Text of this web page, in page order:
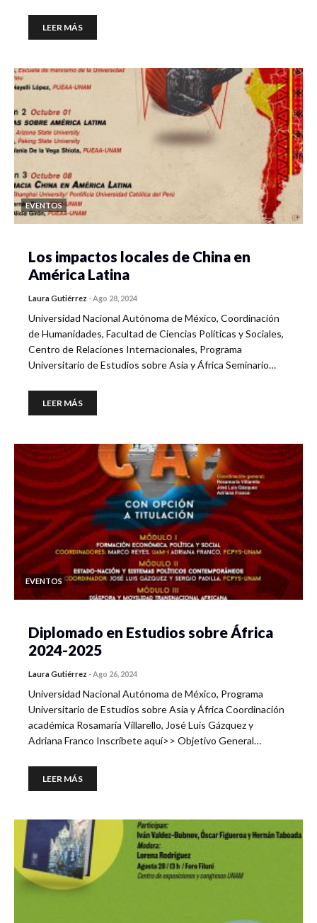
LEER MÁS
EVENTOS
Los impactos locales de China en
América Latina
Laura Gutiérrez -Ago 28, 2024
Universidad Nacional Autónoma de México, Coordinación
de Humanidades, Facultad de Ciencias Políticas y Sociales,
Centro de Relaciones Internacionales, Programa
Universitario de Estudios sobre Asia y África Seminario…
LEER MÁS
EVENTOS
Diplomado en Estudios sobre África
2024-2025
Laura Gutiérrez -Ago 26, 2024
Universidad Nacional Autónoma de México, Programa
Universitario de Estudios sobre Asia y África Coordinación
académica Rosamaría Villarello, José Luis Gázquez y
Adriana Franco Inscríbete aquí>> Objetivo General…
LEER MÁS